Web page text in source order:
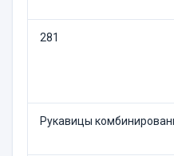
281
Рукавицы